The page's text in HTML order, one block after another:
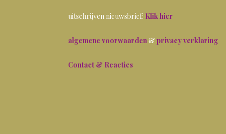
uitschrijven nieuwsbrief: Klik hier
algemene voorwaarden&privacy verklaring
Contact & Reacties